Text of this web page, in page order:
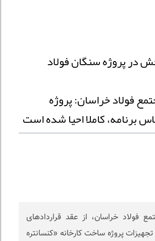
در پروژه سنگان فولاد
فولاد خراسان: پروژه
برنامه، کاملا احیا شده است
فولاد خراسان، از عقد قراردادهای
پروژه ساخت کارخانه «کنسانتره